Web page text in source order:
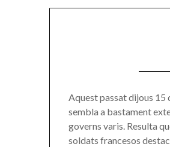
Aquest passat dijous 15
sembla a bastament
governs varis. Resulta
soldats francesos